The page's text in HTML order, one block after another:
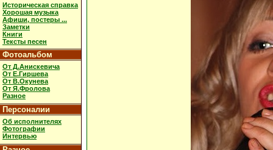
Историческая справка
Хорошая музыка
Афиши, постеры ...
Заметки
Книги
Тексты песен
Фотоальбом
От Д.Анискевича
От Е.Гиршева
От В.Окунева
От Я.Фролова
Разное
Персоналии
Об исполнителях
Фотографии
Интервью